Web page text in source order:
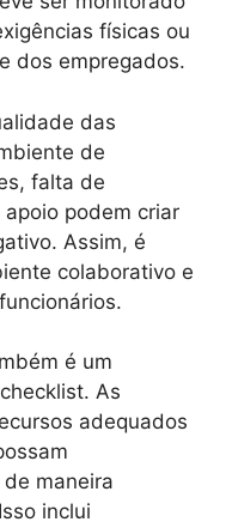
físicas ou
dos empregados.
das
de
falta de
podem criar
Assim, é
colaborativo e
é um
As
adequados
maneira
inclui